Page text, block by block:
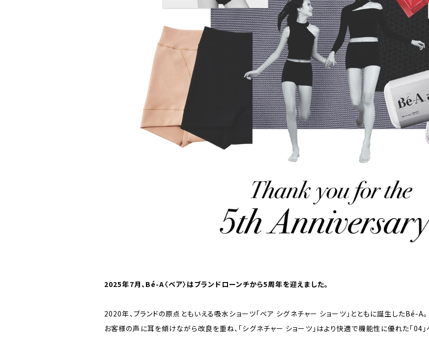
2025年7月、Bé-A〈ベア〉はブランドローンチから5周年を迎えました。
2020年、ブランドの原点ともいえる吸水ショーツ「ベア シグネチャー ショーツ」とともに誕生したBé-A。
お客様の声に耳を傾けながら改良を重ね、「シグネチャー ショーツ」はより快適で機能性に優れた「04」